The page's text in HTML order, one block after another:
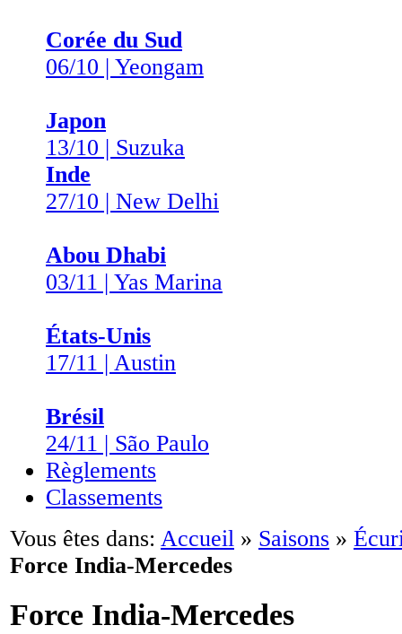
Corée du Sud
06/10 | Yeongam
Japon
13/10 | Suzuka
Inde
27/10 | New Delhi
Abou Dhabi
03/11 | Yas Marina
États-Unis
17/11 | Austin
Brésil
24/11 | São Paulo
Règlements
Classements
Vous êtes dans: Accueil » Saisons »
Force India-Mercedes
Force India-Mercedes